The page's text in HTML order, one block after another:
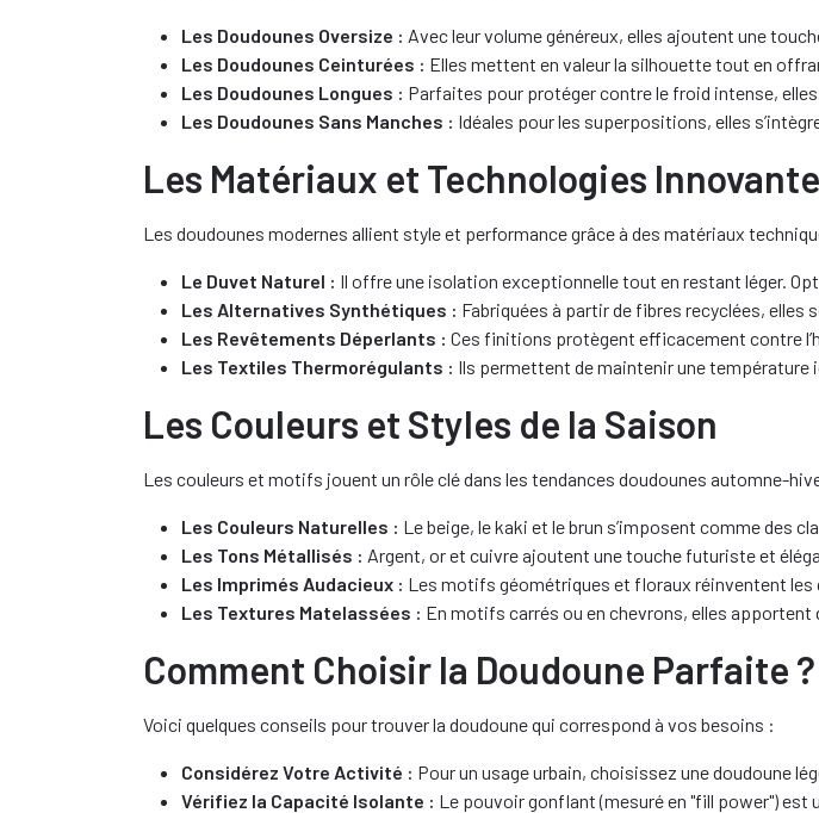
Les Doudounes Oversize : Avec leur volume généreux, elles ajoutent une
Les Doudounes Ceinturées : Elles mettent en valeur la silhouette tout en
Les Doudounes Longues : Parfaites pour protéger contre le froid intense,
Les Doudounes Sans Manches : Idéales pour les superpositions, elles
Les Matériaux et Technologies
Les doudounes modernes allient style et performance grâce à des matériaux
Le Duvet Naturel : Il offre une isolation exceptionnelle tout en restant léger.
Les Alternatives Synthétiques : Fabriquées à partir de fibres recyclées,
Les Revêtements Déperlants : Ces finitions protègent efficacement contre
Les Textiles Thermorégulants : Ils permettent de maintenir une température
Les Couleurs et Styles de la Saison
Les couleurs et motifs jouent un rôle clé dans les tendances doudounes automne-
Les Couleurs Naturelles : Le beige, le kaki et le brun s’imposent comme des
Les Tons Métallisés : Argent, or et cuivre ajoutent une touche futuriste et
Les Imprimés Audacieux : Les motifs géométriques et floraux réinventent les
Les Textures Matelassées : En motifs carrés ou en chevrons, elles apportent
Comment Choisir la Doudoune Parfaite ?
Voici quelques conseils pour trouver la doudoune qui correspond à vos besoins :
Considérez Votre Activité : Pour un usage urbain, choisissez une doudoune
Vérifiez la Capacité Isolante : Le pouvoir gonflant (mesuré en "fill power") est